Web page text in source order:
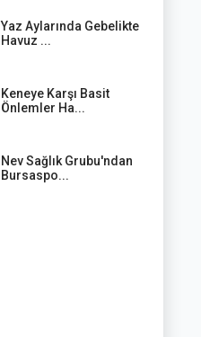
Yaz Aylarında Gebelikte
Havuz ...
Keneye Karşı Basit
Önlemler Ha...
Nev Sağlık Grubu'ndan
Bursaspo...